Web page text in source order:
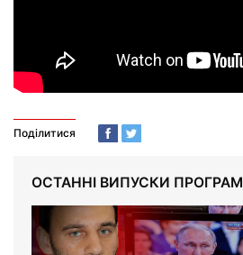
Поділитися
ОСТАННІ ВИПУСКИ ПРОГРАМ